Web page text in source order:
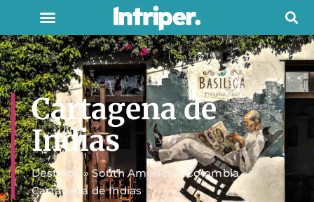
Cartagena de
Indias
Destinos »South America »Colombia»
Cartagena de Indias